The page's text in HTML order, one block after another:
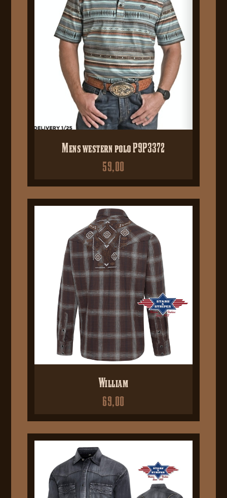
Mens western polo P9P3372
59,00
William
69,00